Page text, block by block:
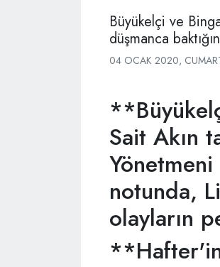
Büyükelçi ve
düşmanca
04 OCAK 2020,
Sait Akın
notunda,
olayların
**Hafter'in